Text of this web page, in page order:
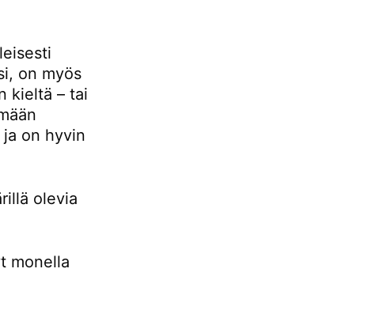
on myös
kieltä – tai
on hyvin
olevia
monella